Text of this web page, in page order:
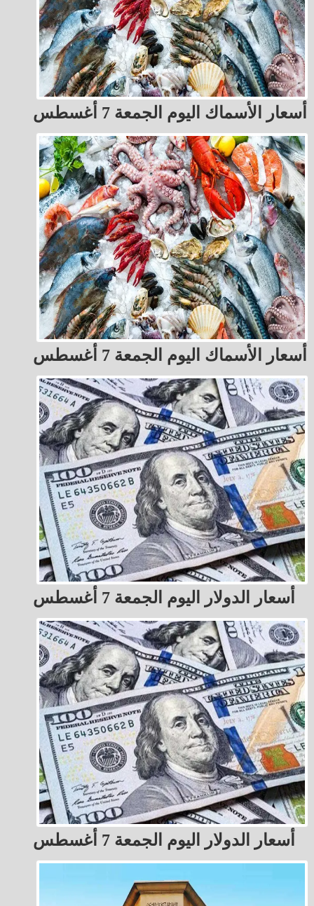
أسعار الأسماك اليوم الجمعة 7 أغسطس
أسعار الأسماك اليوم الجمعة 7 أغسطس
أسعار الدولار اليوم الجمعة 7 أغسطس
أسعار الدولار اليوم الجمعة 7 أغسطس